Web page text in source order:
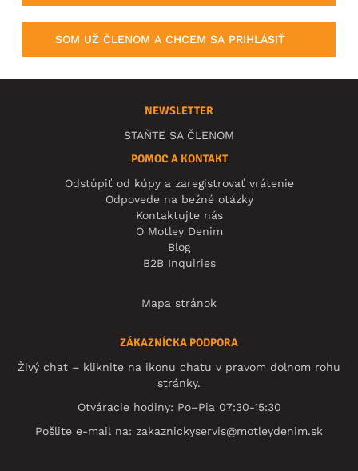
SOM UŽ ČLENOM A CHCEM SA PRIHLÁSIŤ
NEWSLETTER
STAŇTE SA ČLENOM
POMOC A KONTAKT
Odstúpiť od kúpy a zaregistrovať vrátenie
Odpovede na bežné otázky
Kontaktujte nás
O Motley Denim
Blog
B2B Inquiries
Mapa stránok
ZÁKAZNÍCKA PODPORA
Živý chat – kliknite na ikonu chatu v pravom dolnom rohu
stránky.
Otváracie hodiny: Po–Pia 07:30-15:30
Pošlite e-mail na: zakaznickyservis@motleydenim.sk